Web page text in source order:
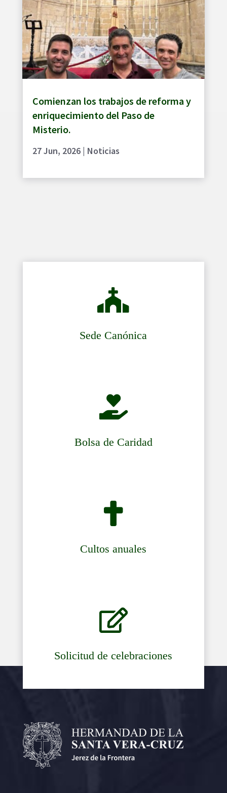
Comienzan los trabajos de reforma y
enriquecimiento del Paso de
Misterio.
27 Jun, 2026| Noticias

Sede Canónica

Bolsa de Caridad

Cultos anuales

Solicitud de celebraciones